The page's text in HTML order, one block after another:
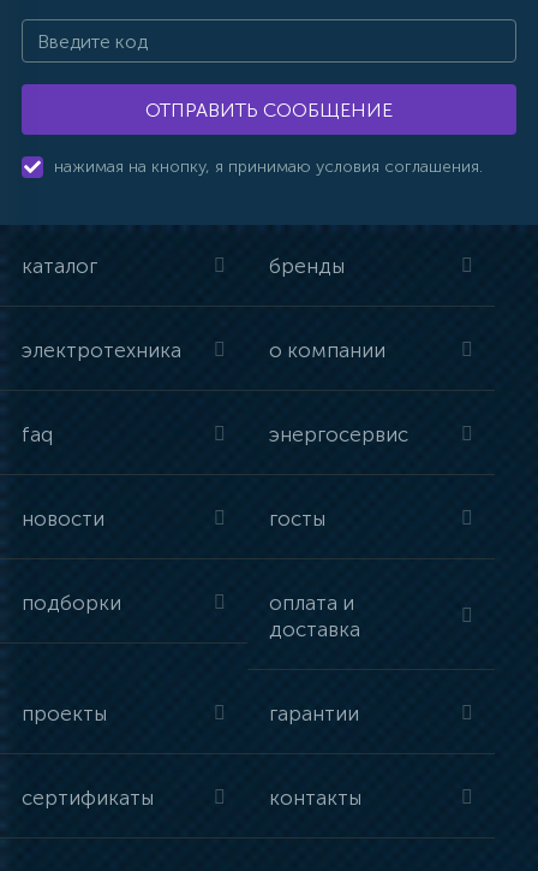
ОТПРАВИТЬ СООБЩЕНИЕ
нажимая на кнопку, я принимаю условия соглашения.
каталог бренды
электротехника о компании
faq энергосервис
новости госты
подборки
оплата и
доставка
проекты гарантии
сертификаты контакты